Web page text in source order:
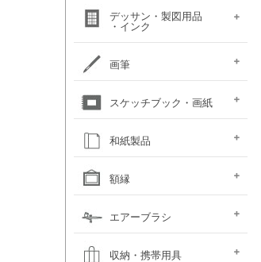
パステルセット
（ハード）
パステルセット
（ソフト）
パンパステル
パステル鉛筆セット
オイルパステル・
クレパス・クレヨン
パステル・色鉛筆
関連用品
色鉛筆セット
水彩色鉛筆セット
チョークアート
デッサン・製図用品
・インク
鉛筆セット
画用木炭
モデル人形
デッサン関連用品
ロットリング
W&N ドローイングインク
画筆
油彩筆セット
油彩用ラウンド（丸筆）
（丸平筆）
油彩用フラット（平筆）
油彩用ファン（扇型）
油絵用刷毛
水彩筆セット
水彩用ラウンド（丸筆）
水彩用フラット（平筆）
（日本画・デザイン用）
（日本画・デザイン用）
（日本画・デザイン用）
（日本画・デザイン用）
（日本画・デザイン用）
（日本画・デザイン用）
（日本画・デザイン用）
（日本画・デザイン用）
化粧筆
絵手紙用筆
スケッチブック・画紙
アルシュ水彩紙
モンバルキャンソン
ファインフェース
キャンソンXL
アルビレオ水彩紙
クレスター水彩紙
フォード水彩紙
アヴァロン水彩紙
ラングトン水彩紙
ワトソン水彩紙
ホワイトワトソン水彩紙
TACスケッチブック
W&N コットマン水彩紙
ナル水彩紙
スケッチブック 並口
オリーブシリーズ厚口
メダリオン特厚口
マルマン ヴィフアール
マルマン ソーホー
マルマン 麻表紙
クロッキーブック
クレイドクロッキー
セクションクロッキー
スタンダードクロッキー
キャンソン ミ・タント
パステルワトソン
パステルマーメイド
パステルブック
ペーパーセレクション
ポストカード
カラージェッソペーパー
水彩色紙
和紙製品
和紙・絵絹・転写紙
日本画用麻紙ボールド
水墨画用紙
ファイル
芳名帳・仮巻
額縁
油彩用額縁 (木製)
仮額縁
(マット付)
(マット無し)
軽量フレーム・イレパネ
色紙額
額用金具
エアーブラシ
ハンドピース
コンプレッサー
システムパーツ（部品）
エアーブラシ関連用品
収納・携帯用具